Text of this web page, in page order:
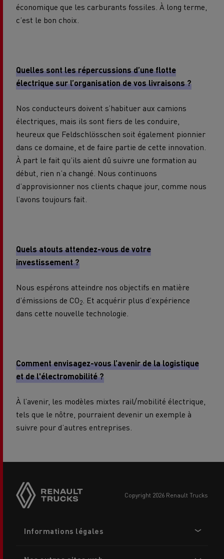
économique que les carburants fossiles. À long terme,
c’est le bon choix.
Quelles sont les répercussions d’une flotte
électrique sur l’organisation de vos livraisons ?
Nos conducteurs doivent s’habituer aux camions
électriques, mais ils sont fiers de les conduire,
heureux que Feldschlösschen soit également pionnier
dans ce domaine, et de faire partie de cette innovation.
À part le fait qu’ils aient dû suivre une formation au
début, rien n’a changé. Nous continuons
d’approvisionner nos clients chaque jour, comme nous
l’avons toujours fait.
Quels atouts attendez-vous de votre
investissement ?
Nous espérons atteindre nos objectifs en matière
d’émissions de CO2. Et acquérir plus d’expérience
dans cette nouvelle technologie.
Comment envisagez-vous l’avenir de la logistique
et de l'électromobilité ?
À l’avenir, les modèles mixtes rail/mobilité électrique,
tels que le nôtre, pourraient devenir un exemple à
suivre pour d’autres entreprises.
buttons
copyright 2026 Renault Trucks
menu
Informations légales